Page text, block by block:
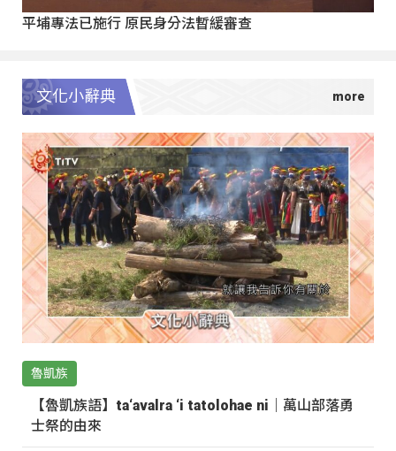
平埔專法已施行 原民身分法暫緩審查
文化小辭典
魯凱族
【魯凱族語】ta‘avalra ‘i tatolohae ni｜萬山部落勇
士祭的由來